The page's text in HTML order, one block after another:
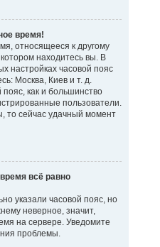
время!
относящееся к другому
находитесь вы. В
настройках часовой пояс
Москва, Киев и т. д.
пояс, как и большинство
пользователи.
то сейчас удачный момент
всё равно
указали часовой пояс, но
неверное, значит,
на сервере. Уведомите
проблемы.